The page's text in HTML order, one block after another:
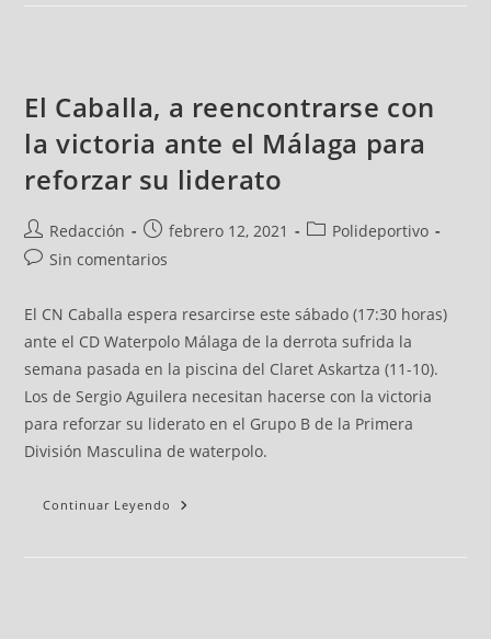
El Caballa, a reencontrarse con
la victoria ante el Málaga para
reforzar su liderato
Redacción febrero 12, 2021
Polideportivo
Sin comentarios
El CN Caballa espera resarcirse este sábado (17:30 horas)
ante el CD Waterpolo Málaga de la derrota sufrida la
semana pasada en la piscina del Claret Askartza (11-10).
Los de Sergio Aguilera necesitan hacerse con la victoria
para reforzar su liderato en el Grupo B de la Primera
División Masculina de waterpolo.
Continuar Leyendo